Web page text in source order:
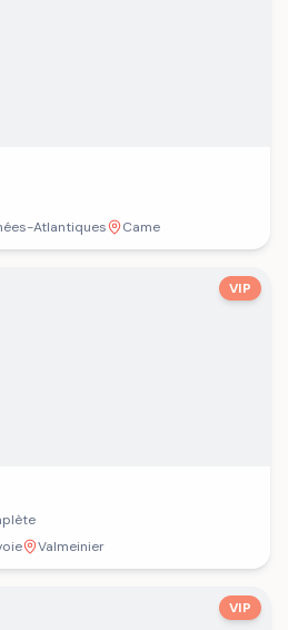
Atlantiques Came
VIP
Valmeinier
VIP